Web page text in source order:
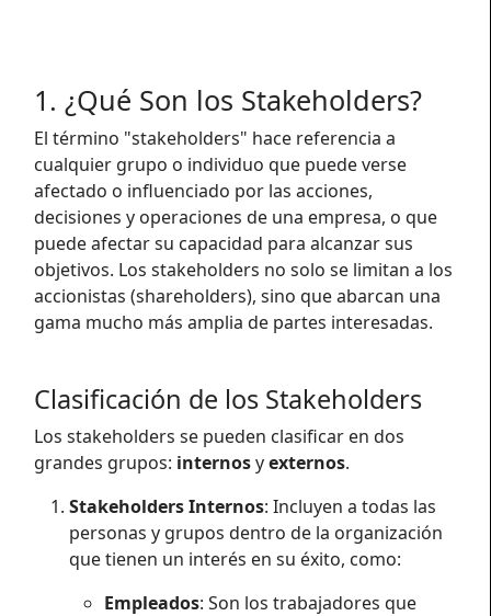
1. ¿Qué Son los Stakeholders?
El término "stakeholders" hace referencia a
cualquier grupo o individuo que puede verse
afectado o influenciado por las acciones,
decisiones y operaciones de una empresa, o que
puede afectar su capacidad para alcanzar sus
objetivos. Los stakeholders no solo se limitan a los
accionistas (shareholders), sino que abarcan una
gama mucho más amplia de partes interesadas.
Clasificación de los Stakeholders
Los stakeholders se pueden clasificar en dos
grandes grupos: internosyexternos.
Stakeholders Internos: Incluyen a todas las
personas y grupos dentro de la organización
que tienen un interés en su éxito, como:
Empleados: Son los trabajadores que